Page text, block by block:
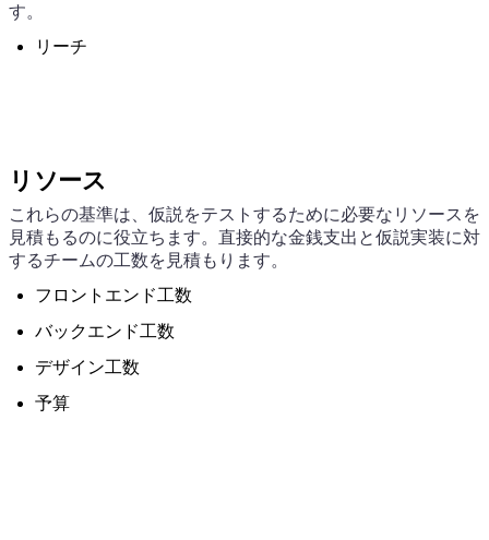
す。
リーチ
リソース
これらの基準は、仮説をテストするために必要なリソースを
見積もるのに役立ちます。直接的な金銭支出と仮説実装に対
するチームの工数を見積もります。
フロントエンド工数
バックエンド工数
デザイン工数
予算